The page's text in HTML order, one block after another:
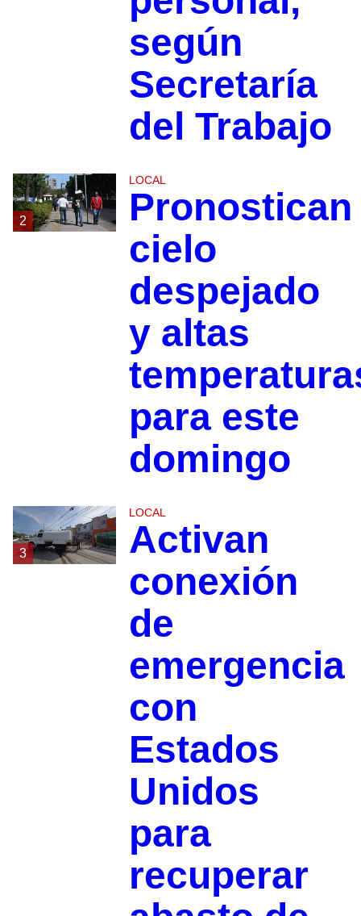
según
Secretaría
del Trabajo
2
LOCAL
Pronostican
cielo
despejado
y altas
para este
domingo
3
LOCAL
Activan
conexión
de
emergencia
con
Estados
Unidos
para
recuperar